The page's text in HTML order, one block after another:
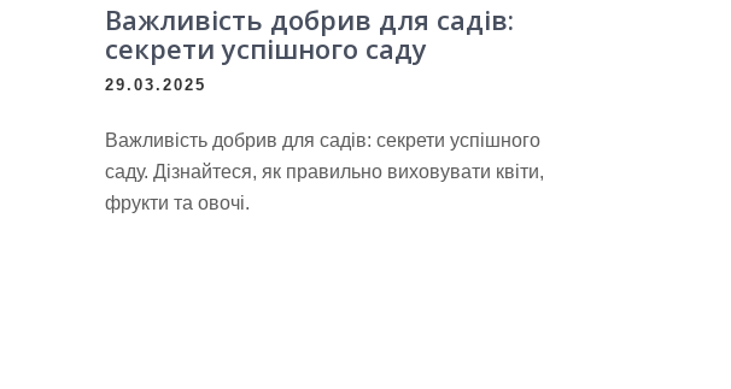
Важливість добрив для садів:
секрети успішного саду
29.03.2025
Важливість добрив для садів: секрети успішного
саду. Дізнайтеся, як правильно виховувати квіти,
фрукти та овочі.